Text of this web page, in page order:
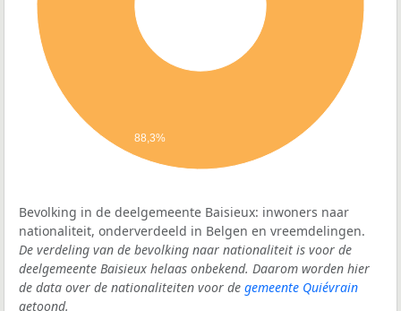
88,3%
Bevolking in de deelgemeente Baisieux: inwoners naar
nationaliteit, onderverdeeld in Belgen en vreemdelingen.
De verdeling van de bevolking naar nationaliteit is voor de
deelgemeente Baisieux helaas onbekend. Daarom worden hier
de data over de nationaliteiten voor de gemeente Quiévrain
getoond.